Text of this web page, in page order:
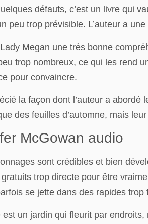
défauts, c’est un livre qui
peu trop prévisible. L’auteur a
Lady Megan une très bonne
trop nombreux, ce qui les rend
pour convaincre.
la façon dont l’auteur a
des feuilles d’automne, mais
McGowan audio
sont crédibles et bien
trop directe pour être
se jette dans des rapides trop
est un jardin qui fleurit par